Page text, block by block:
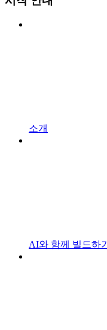
소개
AI와 함께 빌드하기